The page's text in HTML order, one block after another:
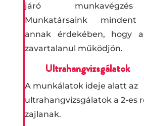
járó
Munkatársaink mindent
annak érdekében, hogy
zavartalanul működjön.
Ultrahangvizsgálatok
A munkálatok ideje alatt az
ultrahangvizsgálatok a 2-es
zajlanak.